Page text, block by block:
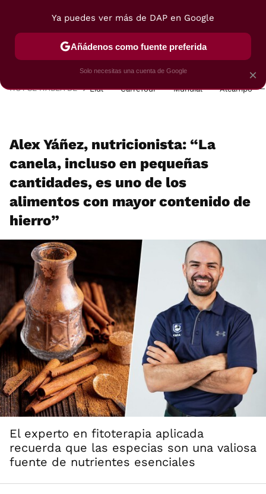
POSTRES VIAJES SELECCIÓN VEGUI
HOY SE HABLA DE Lidl Carrefour Mundial Alcampo
Alex Yáñez, nutricionista: “La
canela, incluso en pequeñas
cantidades, es uno de los
alimentos con mayor contenido de
hierro”
El experto en fitoterapia aplicada
recuerda que las especias son una valiosa
fuente de nutrientes esenciales
×
Ya puedes ver más de DAP en Google
Añádenos como fuente preferida
Solo necesitas una cuenta de Google